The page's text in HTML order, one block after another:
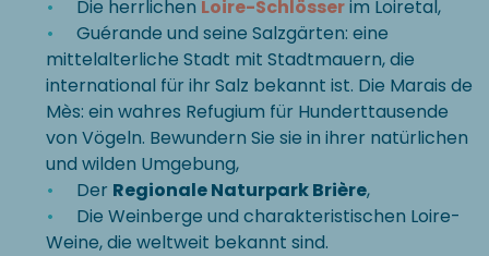
Die herrlichen Loire-Schlösserim Loiretal,
Guérande und seine Salzgärten: eine
mittelalterliche Stadt mit Stadtmauern, die
international für ihr Salz bekannt ist. Die Marais de
Mès: ein wahres Refugium für Hunderttausende
von Vögeln. Bewundern Sie sie in ihrer natürlichen
und wilden Umgebung,
Der Regionale Naturpark Brière,
Die Weinberge und charakteristischen Loire-
Weine, die weltweit bekannt sind.